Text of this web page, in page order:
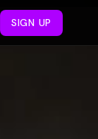
SIGN UP